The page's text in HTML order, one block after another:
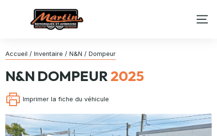
Accueil / Inventaire / N&N / Dompeur
N&N DOMPEUR2025
Imprimer la fiche du véhicule